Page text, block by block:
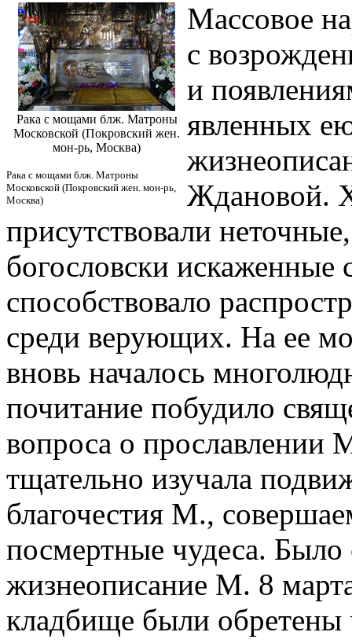
Рака с мощами блж. Матроны
Московской (Покровский жен.
мон-рь, Москва)
Рака с мощами блж. Матроны
Московской (Покровский жен. мон-рь,
Москва)
Массовое
с
и
явленных
Ждановой.
присутствовали
богословски
способствовало
среди верующих. На ее
вновь началось
почитание побудило
вопроса о прославлении
тщательно изучала
благочестия М.,
посмертные чудеса. Было
жизнеописание М. 8
кладбище были обретены